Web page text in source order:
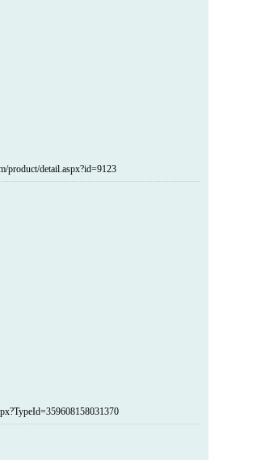
detail.aspx?id=9123